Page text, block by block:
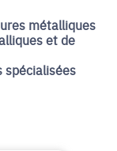
métalliques
et de
spécialisées